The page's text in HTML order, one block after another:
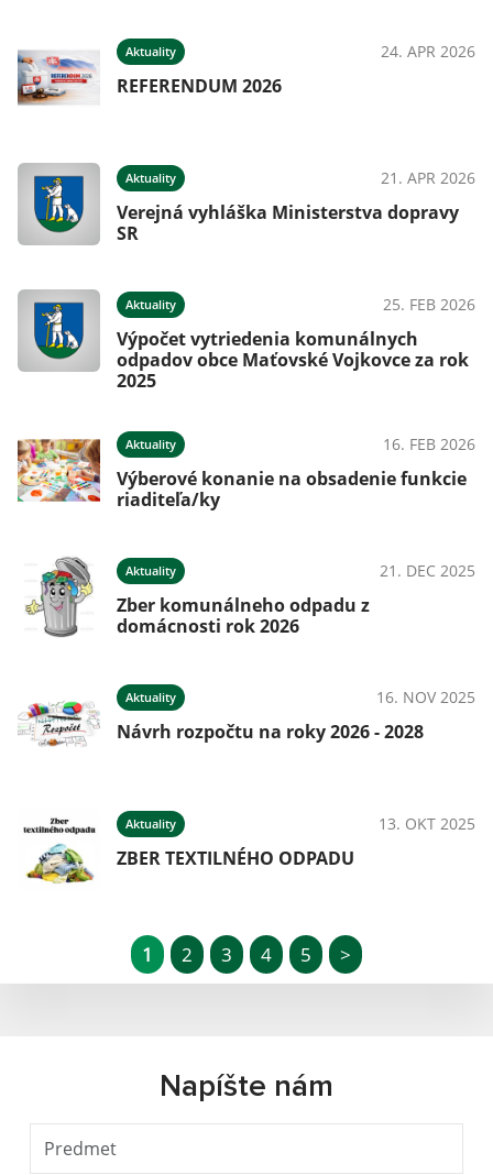
Aktuality 24. APR 2026
REFERENDUM 2026
Aktuality 21. APR 2026
Verejná vyhláška Ministerstva dopravy
SR
Aktuality 25. FEB 2026
Výpočet vytriedenia komunálnych
odpadov obce Maťovské Vojkovce za rok
2025
Aktuality 16. FEB 2026
Výberové konanie na obsadenie funkcie
riaditeľa/ky
Aktuality 21. DEC 2025
Zber komunálneho odpadu z
domácnosti rok 2026
Aktuality 16. NOV 2025
Návrh rozpočtu na roky 2026 - 2028
Aktuality 13. OKT 2025
ZBER TEXTILNÉHO ODPADU
1 2 3 4 5 >
Napíšte nám